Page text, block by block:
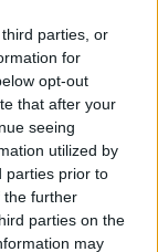
parties, or
for
opt-out
that after your
seeing
utilized by
parties prior to
the further
parties on the
may
amerikai GDP-
képest
2,4%-os
adatot
a legjobb
a felszín alá